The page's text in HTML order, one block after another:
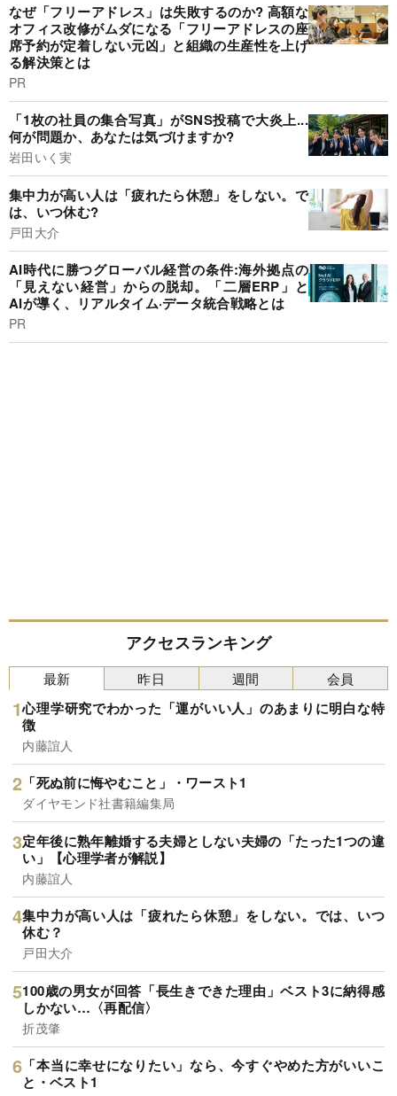
なぜ「フリーアドレス」は失敗するのか? 高額な
オフィス改修がムダになる「フリーアドレスの座
席予約が定着しない元凶」と組織の生産性を上げ
る解決策とは
PR
「1枚の社員の集合写真」がSNS投稿で大炎上...
何が問題か、あなたは気づけますか?
岩田いく実
集中力が高い人は「疲れたら休憩」をしない。で
は、いつ休む?
戸田大介
AI時代に勝つグローバル経営の条件:海外拠点の
「見えない経営」からの脱却。「二層ERP」と
AIが導く、リアルタイム·データ統合戦略とは
PR
アクセスランキング
最新
心理学研究でわかった「運がいい人」のあまりに明白な特
徴
内藤誼人
「死ぬ前に悔やむこと」・ワースト1
ダイヤモンド社書籍編集局
定年後に熟年離婚する夫婦としない夫婦の「たった1つの違
い」【心理学者が解説】
内藤誼人
集中力が高い人は「疲れたら休憩」をしない。では、いつ
休む？
戸田大介
100歳の男女が回答「長生きできた理由」ベスト3に納得感
しかない…〈再配信〉
折茂肇
「本当に幸せになりたい」なら、今すぐやめた方がいいこ
と・ベスト1
昨日 週間 会員